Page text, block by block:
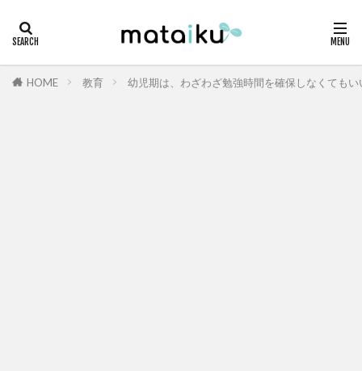
HOME 教育 幼児期は、わざわざ勉強時間を確保しなくても